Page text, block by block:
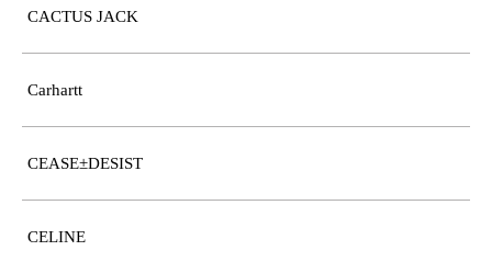
CACTUS JACK
Carhartt
CEASE±DESIST
CELINE